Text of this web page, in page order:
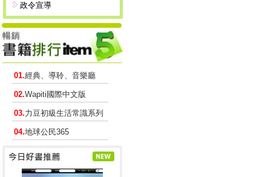
政令宣導
01.經典、導聆、音樂廳
02.Wapiti國際中文版
03.力豆初級生活常識系列
04.地球公民365